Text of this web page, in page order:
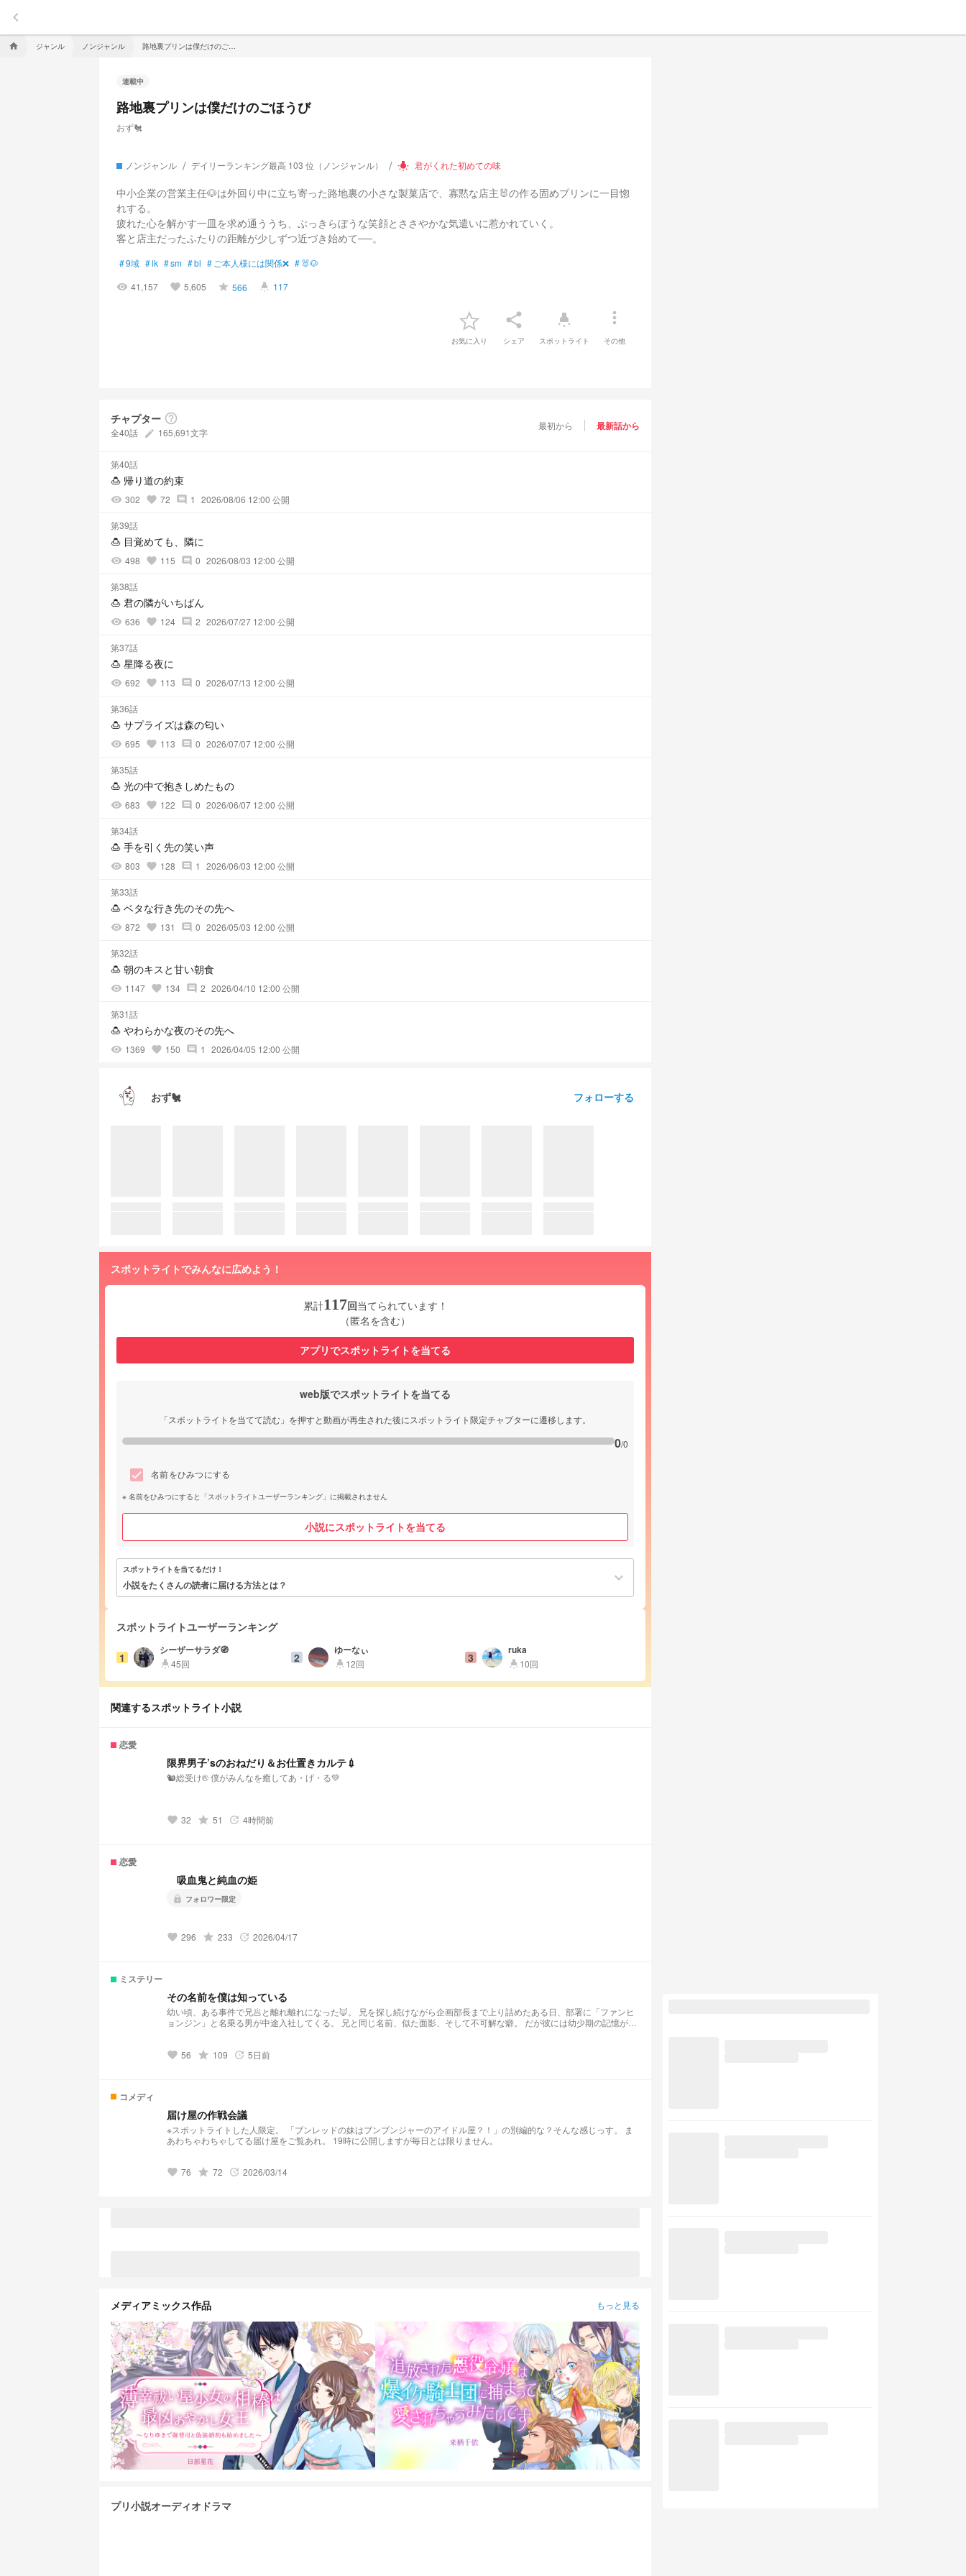
keyboard_arrow_left
home ジャンル ノンジャンル
連載中
路地裏プリンは僕だけのごほうび
おず🐔
ノンジャンル デイリーランキング最高 103 位（ノンジャンル） wb_incandescent 君がくれた初めての味
中小企業の営業主任🐶は外回り中に立ち寄った路地裏の小さな製菓店で、寡黙な店主🐰の作る固めプリンに一目惚
れする。
疲れた心を解かす一皿を求め通ううち、ぶっきらぼうな笑顔とささやかな気遣いに惹かれていく。
客と店主だったふたりの距離が少しずつ近づき始めて──。
#9域 #lk #sm #bl # ご本人様には関係❌ # 🐰🐶
visibility 41,157 favorite 5,605 grade 566 highlight 117
お気に入り
share
シェア
highlight
スポットライト
more_vert
その他
チャプター help_outline
全40話 create 165,691文字
最初から 最新話から
第40話
🍮 帰り道の約束
visibility 302 favorite 72 comment 1 2026/08/06 12:00 公開
第39話
🍮 目覚めても、隣に
visibility 498 favorite 115 comment 0 2026/08/03 12:00 公開
第38話
🍮 君の隣がいちばん
visibility 636 favorite 124 comment 2 2026/07/27 12:00 公開
第37話
🍮 星降る夜に
visibility 692 favorite 113 comment 0 2026/07/13 12:00 公開
第36話
🍮 サプライズは森の匂い
visibility 695 favorite 113 comment 0 2026/07/07 12:00 公開
第35話
🍮 光の中で抱きしめたもの
visibility 683 favorite 122 comment 0 2026/06/07 12:00 公開
第34話
🍮 手を引く先の笑い声
visibility 803 favorite 128 comment 1 2026/06/03 12:00 公開
第33話
🍮 ベタな行き先のその先へ
visibility 872 favorite 131 comment 0 2026/05/03 12:00 公開
第32話
🍮 朝のキスと甘い朝食
visibility 1147 favorite 134 comment 2 2026/04/10 12:00 公開
第31話
🍮 やわらかな夜のその先へ
visibility 1369 favorite 150 comment 1 2026/04/05 12:00 公開
おず🐔 フォローする
スポットライトでみんなに広めよう！
累計117回当てられています！
（匿名を含む）
アプリでスポットライトを当てる
web版でスポットライトを当てる
「スポットライトを当てて読む」を押すと動画が再生された後にスポットライト限定チャプターに遷移します。
0/0
名前をひみつにする
名前をひみつにすると「スポットライトユーザーランキング」に掲載されません
小説にスポットライトを当てる
スポットライトを当てるだけ！
小説をたくさんの読者に届ける方法とは？ keyboard_arrow_down
スポットライトユーザーランキング
1
シーザーサラダ🧭
highlight45回 2
ゆーなぃ
highlight 12回 3
ruka
highlight 10回
関連するスポットライト小説
恋愛
限界男子’sのおねだり＆お仕置きカルテ💉
🐿️総受け®️ 僕がみんなを癒してあ・げ・る💚
favorite 32 grade 51 update 4時間前
恋愛
吸血鬼と純血の姫
lock フォロワー限定
favorite 296 grade 233 update 2026/04/17
ミステリー
その名前を僕は知っている
幼い頃、ある事件で兄🥟と離れ離れになった🦊。 兄を探し続けながら企画部長まで上り詰めたある日、部署に「ファンヒ
ョンジン」と名乗る男が中途入社してくる。 兄と同じ名前、似た面影、そして不可解な癖。 だが彼には幼少期の記憶がな
favorite 56 grade 109 update 5日前
コメディ
届け屋の作戦会議
※スポットライトした人限定。 「ブンレッドの妹はブンブンジャーのアイドル屋？！」の別編的な？そんな感じっす。 ま
あわちゃわちゃしてる届け屋をご覧あれ。 19時に公開しますが毎日とは限りません。
favorite 76 grade 72 update 2026/03/14
メディアミックス作品 もっと見る
プリ小説オーディオドラマ